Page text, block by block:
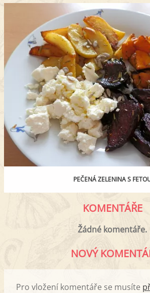
PEČENÁ ZELENINA S
KOMENTÁŘE
Žádné komentáře.
NOVÝ
Pro vložení komentáře se musíte